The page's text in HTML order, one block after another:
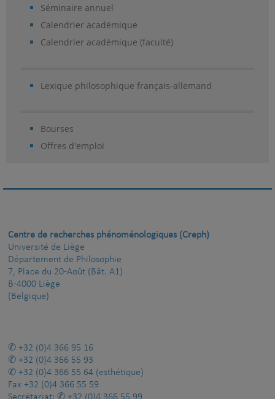
Séminaire annuel
Calendrier académique
Calendrier académique (faculté)
Lexique philosophique français-allemand
Bourses
Offres d'emploi
Centre de recherches phénoménologiques (Creph)
Université de Liège
Département de Philosophie
7, Place du 20-Août (Bât. A1)
B-4000 Liège
(Belgique)
+32 (0)4 366 95 16
+32 (0)4 366 55 93
+32 (0)4 366 55 64 (esthétique)
Fax +32 (0)4 366 55 59